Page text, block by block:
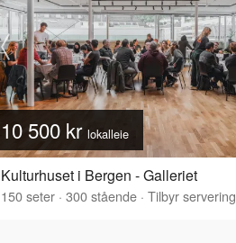
10 500 kr lokalleie
Kulturhuset i Bergen - Galleriet
150seter · 300stående · Tilbyr servering